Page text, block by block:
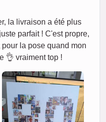
la livraison a été plus
parfait ! C'est propre,
la pose quand mon
👌 vraiment top !